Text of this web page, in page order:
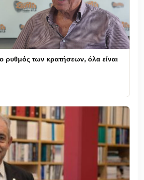
ρυθμός των κρατήσεων, όλα είναι